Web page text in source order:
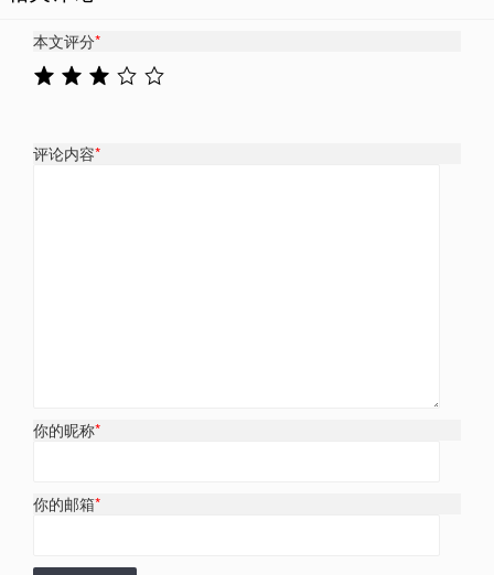
本文评分*
评论内容*
你的昵称*
你的邮箱*